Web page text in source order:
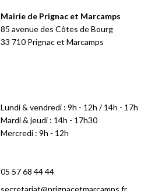
Mairie de Prignac et Marcamps
85 avenue des Côtes de Bourg
33 710 Prignac et Marcamps
Lundi & vendredi : 9h - 12h / 14h - 17h
Mardi & jeudi : 14h - 17h30
Mercredi : 9h - 12h
05 57 68 44 44